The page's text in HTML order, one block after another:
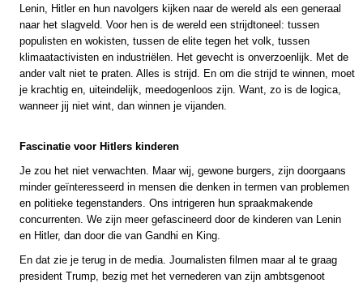
Lenin, Hitler en hun navolgers kijken naar de wereld als een generaal
naar het slagveld. Voor hen is de wereld een strijdtoneel: tussen
populisten en wokisten, tussen de elite tegen het volk, tussen
klimaatactivisten en industriëlen. Het gevecht is onverzoenlijk. Met de
ander valt niet te praten. Alles is strijd. En om die strijd te winnen, moet
je krachtig en, uiteindelijk, meedogenloos zijn. Want, zo is de logica,
wanneer jij niet wint, dan winnen je vijanden.
Fascinatie voor Hitlers kinderen
Je zou het niet verwachten. Maar wij, gewone burgers, zijn doorgaans
minder geïnteresseerd in mensen die denken in termen van problemen
en politieke tegenstanders. Ons intrigeren hun spraakmakende
concurrenten. We zijn meer gefascineerd door de kinderen van Lenin
en Hitler, dan door die van Gandhi en King.
En dat zie je terug in de media. Journalisten filmen maar al te graag
president Trump, bezig met het vernederen van zijn ambtsgenoot